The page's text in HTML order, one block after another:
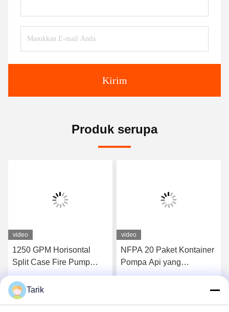
Kirim
Produk serupa
video
1250 GPM Horisontal
Split Case Fire Pump
Assembly EDJ Paket
video
NFPA 20 Paket Kontainer
Pompa Api yang
Dipasang di Skid
Tarik